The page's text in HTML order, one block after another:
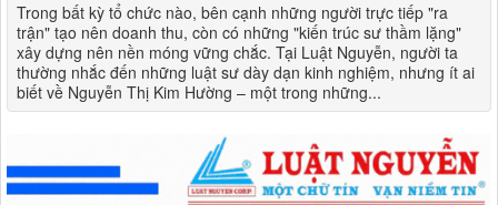
Trong bất kỳ tổ chức nào, bên cạnh những người trực tiếp "ra
trận" tạo nên doanh thu, còn có những "kiến trúc sư thầm lặng"
xây dựng nên nền móng vững chắc. Tại Luật Nguyễn, người ta
thường nhắc đến những luật sư dày dạn kinh nghiệm, nhưng ít ai
biết về Nguyễn Thị Kim Hường – một trong những...